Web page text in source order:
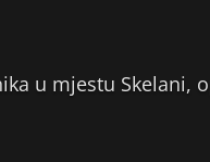
u mjestu Skelani,